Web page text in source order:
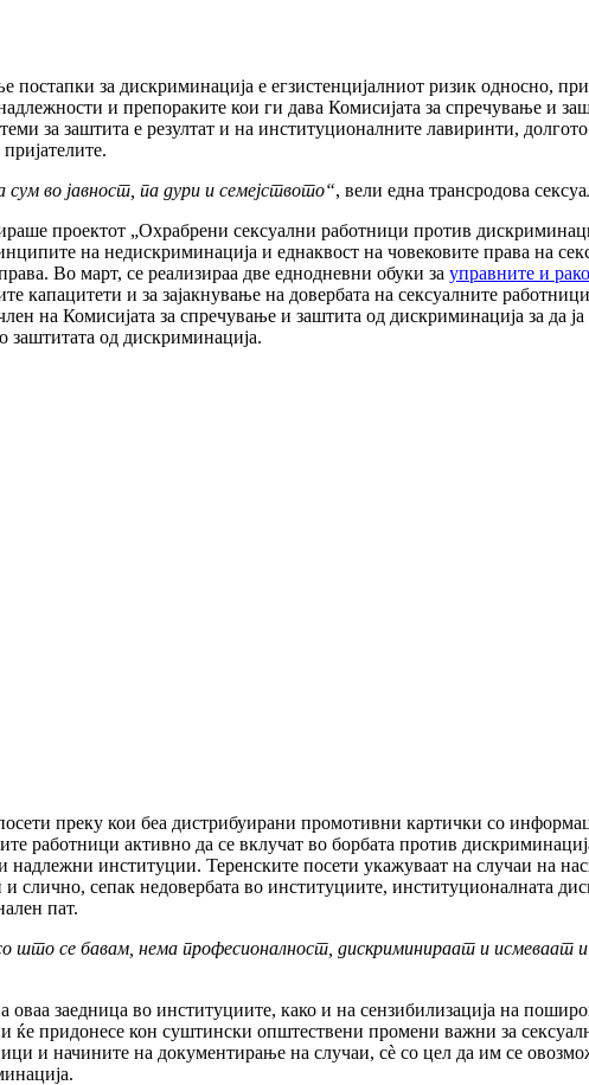
за дискриминација е егзистенцијалниот ризик односно,
и препораките кои ги дава Комисијата за спречување и
за заштита е резултат и на институционалните лавиринти,
во јавност, па дури и семејството“, вели една трансродова
проектот „Охрабрени сексуални работници против
на недискриминација и еднаквост на човековите права на
Во март, се реализираа две еднодневни обуки за управните и
капацитети и за зајакнување на довербата на сексуалните
на Комисијата за спречување и заштита од дискриминација за да ја
заштитата од дискриминација.
преку кои беа дистрибуирани промотивни картички со
активно да се вклучат во борбата против
институции. Теренските посети укажуваат на случаи на
слично, сепак недовербата во институциите, институционалната
пат.
се бавам, нема професионалност, дискриминираат и исмеваат
оваа заедница во институциите, како и на сензибилизација на
ќе придонесе кон суштински општествени промени важни за
и начините на документирање на случаи, сѐ со цел да им се